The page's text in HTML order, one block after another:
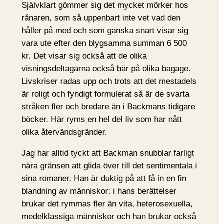
Självklart gömmer sig det mycket mörker hos
rånaren, som så uppenbart inte vet vad den
håller på med och som ganska snart visar sig
vara ute efter den blygsamma summan 6 500
kr. Det visar sig också att de olika
visningsdeltagarna också bär på olika bagage.
Livskriser radas upp och trots att det mestadels
är roligt och fyndigt formulerat så är de svarta
stråken fler och bredare än i Backmans tidigare
böcker. Här ryms en hel del liv som har nått
olika återvändsgränder.
Jag har alltid tyckt att Backman snubblar farligt
nära gränsen att glida över till det sentimentala i
sina romaner. Han är duktig på att få in en fin
blandning av människor: i hans berättelser
brukar det rymmas fler än vita, heterosexuella,
medelklassiga människor och han brukar också